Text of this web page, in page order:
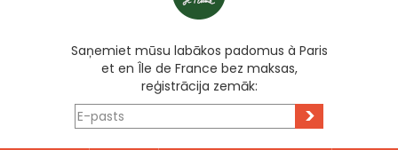
Saņemiet mūsu labākos padomus à Paris
et en Île de France bez maksas,
reģistrācija zemāk:
>